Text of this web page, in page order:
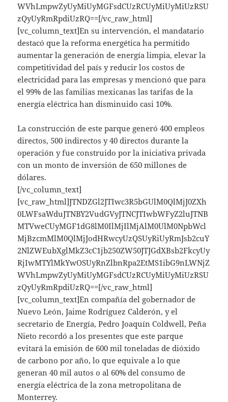
WVhLmpwZyUyMiUyMGFsdCUzRCUyMiUyMiUzRSU
zQyUyRmRpdiUzRQ==[/vc_raw_html]
[vc_column_text]En su intervención, el mandatario
destacó que la reforma energética ha permitido
aumentar la generación de energía limpia, elevar la
competitividad del país y reducir los costos de
electricidad para las empresas y mencionó que para
el 99% de las familias mexicanas las tarifas de la
energía eléctrica han disminuido casi 10%.
La construcción de este parque generó 400 empleos
directos, 500 indirectos y 40 directos durante la
operación y fue construido por la iniciativa privada
con un monto de inversión de 650 millones de
dólares.
[/vc_column_text]
[vc_raw_html]JTNDZGl2JTIwc3R5bGUlM0QlMjJ0ZXh
0LWFsaWduJTNBY2VudGVyJTNCJTIwbWFyZ2luJTNB
MTVweCUyMGF1dG8lM0IlMjIlMjAlM0UlM0NpbWcl
MjBzcmMlM0QlMjJodHRwcyUzQSUyRiUyRmJsb2cuY
2NlZWEubXglMkZ3cC1jb250ZW50JTJGdXBsb2FkcyUy
RjIwMTYlMkYwOSUyRnZlbnRpa2EtMS1ibG9nLWNjZ
WVhLmpwZyUyMiUyMGFsdCUzRCUyMiUyMiUzRSU
zQyUyRmRpdiUzRQ==[/vc_raw_html]
[vc_column_text]En compañía del gobernador de
Nuevo León, Jaime Rodríguez Calderón, y el
secretario de Energía, Pedro Joaquín Coldwell, Peña
Nieto recordó a los presentes que este parque
evitará la emisión de 600 mil toneladas de dióxido
de carbono por año, lo que equivale a lo que
generan 40 mil autos o al 60% del consumo de
energía eléctrica de la zona metropolitana de
Monterrey.